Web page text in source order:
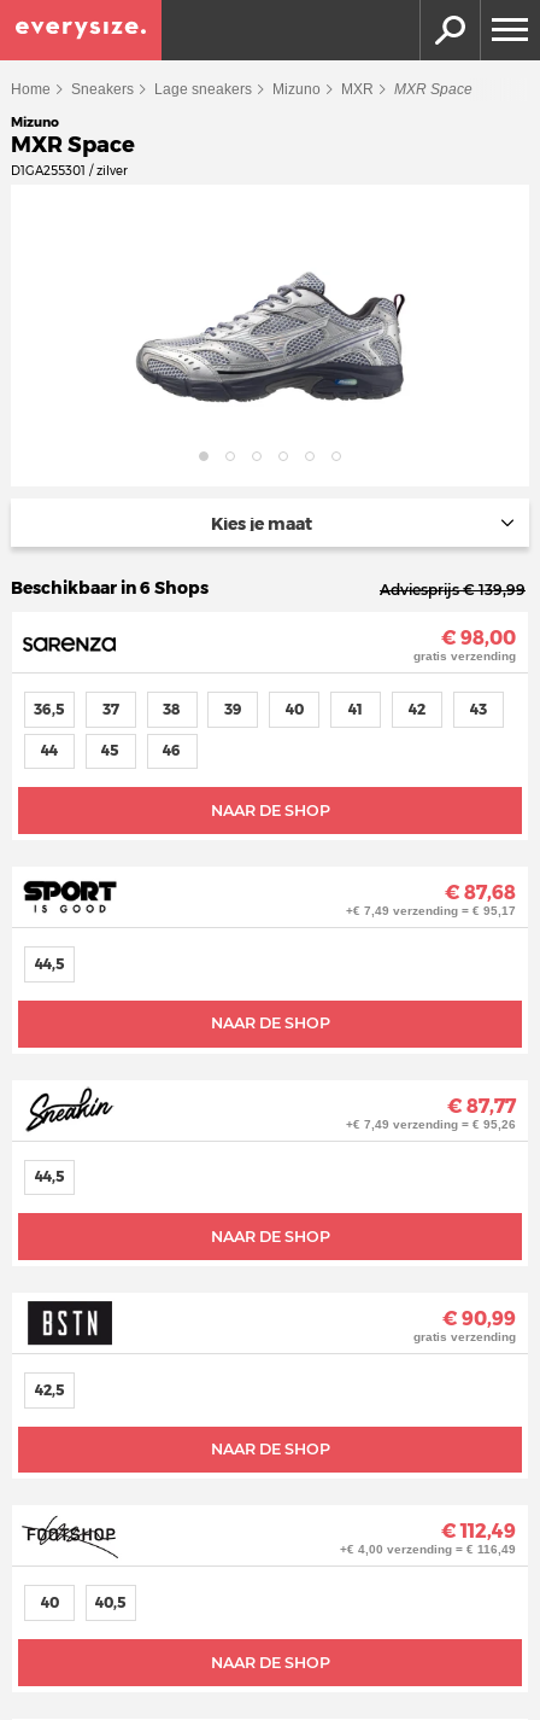
Home Sneakers Lage sneakers Mizuno MXR MXR Space
Mizuno
MXR Space
D1GA255301 / zilver
Kies je maat
Beschikbaar in 6 Shops Adviesprijs € 139,99
€ 98,00
gratis verzending
NAAR DE SHOP
36,5 37 38 39 40 41 42 43
44 45 46
€ 87,68
+€ 7,49 verzending = € 95,17
NAAR DE SHOP
44,5
€ 87,77
+€ 7,49 verzending = € 95,26
NAAR DE SHOP
44,5
€ 90,99
gratis verzending
NAAR DE SHOP
42,5
€ 112,49
+€ 4,00 verzending = € 116,49
NAAR DE SHOP
40 40,5